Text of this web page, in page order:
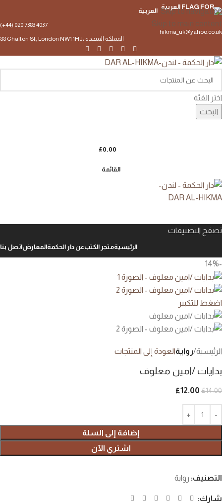
Skip to navigation
Skip to main content
العربية
(+44) 020 7383 4037
hikma_uk@yahoo.co.uk
88 Chalton St, London NW1 1HJ، المملكة المتحدة
اختر الفئة
البحث
£0.00
القائمة
تصفح التصنيفات
الرئيسيةمتجر الكتبعن دار الحكمةالمعارضاتصل بنا
-14%
اضغط للتكبير
الرئيسية روايةالعودة إلى المنتجات
بدايات /امين معلوف
£14.00
£12.00
إضافة إلى السلة
اشتري الآن
التصنيف: رواية
شارك: